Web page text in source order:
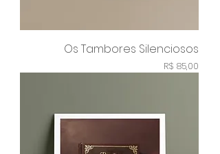
Os Tambores Silenciosos
Preço
R$ 85,00